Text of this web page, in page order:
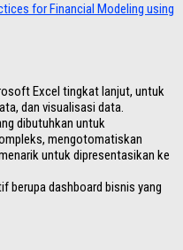
for Financial Modeling using
Excel tingkat lanjut, untuk
dan visualisasi data.
dibutuhkan untuk
mengotomatiskan
untuk dipresentasikan ke
berupa dashboard bisnis yang